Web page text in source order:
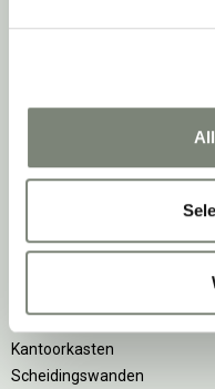
tweede leven kunnen
Belangrijke
Ergonomische
Duo bureaus
Zitmeubilair
Kantoorkasten
Scheidingswanden